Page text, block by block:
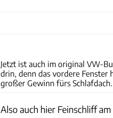
Jetzt ist auch im original VW-
drin, denn das vordere Fenster
großer Gewinn fürs Schlafdach.
Also auch hier Feinschliff